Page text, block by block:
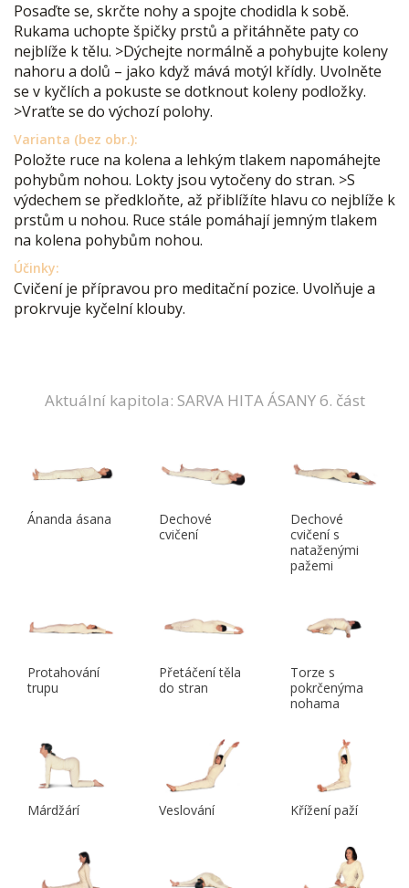
Posaďte se, skrčte nohy a spojte chodidla k sobě.
Rukama uchopte špičky prstů a přitáhněte paty co
nejblíže k tělu. >Dýchejte normálně a pohybujte koleny
nahoru a dolů – jako když mává motýl křídly. Uvolněte
se v kyčlích a pokuste se dotknout koleny podložky.
>Vraťte se do výchozí polohy.
Varianta (bez obr.):
Položte ruce na kolena a lehkým tlakem napomáhejte
pohybům nohou. Lokty jsou vytočeny do stran. >S
výdechem se předkloňte, až přiblížíte hlavu co nejblíže k
prstům u nohou. Ruce stále pomáhají jemným tlakem
na kolena pohybům nohou.
Účinky:
Cvičení je přípravou pro meditační pozice. Uvolňuje a
prokrvuje kyčelní klouby.
Aktuální kapitola: SARVA HITA ÁSANY 6. část
Ánanda ásana
Dechové
cvičení
Dechové
cvičení s
nataženými
pažemi
Protahování
trupu
Přetáčení těla
do stran
Torze s
pokrčenýma
nohama
Márdžárí Veslování Křížení paží